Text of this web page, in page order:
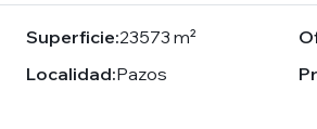
Superficie:23573 m²
Localidad:Pazos